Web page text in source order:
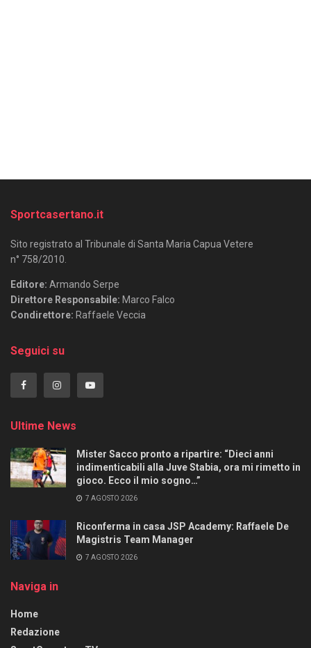
Sportcasertano.it
Sito registrato al Tribunale di Santa Maria Capua Vetere
n° 758/2010.
Editore: Armando Serpe
Direttore Responsabile: Marco Falco
Condirettore: Raffaele Veccia
Seguici su
Ultime News
Mister Sacco pronto a ripartire: “Dieci anni
indimenticabili alla Juve Stabia, ora mi rimetto in
gioco. Ecco il mio sogno…”
7 AGOSTO 2026
Riconferma in casa JSP Academy: Raffaele De
Magistris Team Manager
7 AGOSTO 2026
Naviga in
Home
Redazione